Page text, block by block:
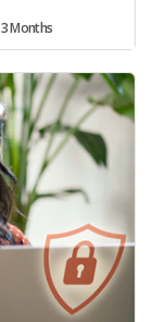
3 Months